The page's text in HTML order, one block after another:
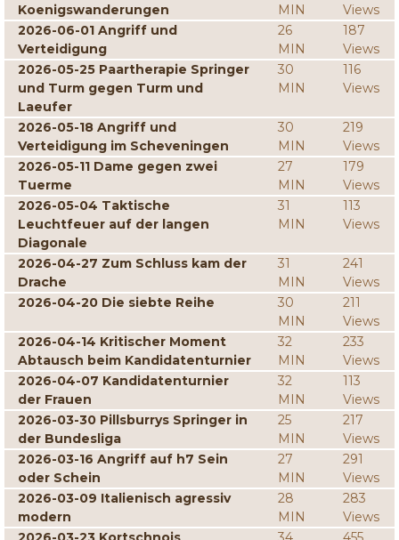
Koenigswanderungen
MIN
Views
2026-06-01 Angriff und
Verteidigung
26
MIN
187
Views
2026-05-25 Paartherapie Springer
und Turm gegen Turm und
Laeufer
30
MIN
116
Views
2026-05-18 Angriff und
Verteidigung im Scheveningen
30
MIN
219
Views
2026-05-11 Dame gegen zwei
Tuerme
27
MIN
179
Views
2026-05-04 Taktische
Leuchtfeuer auf der langen
Diagonale
31
MIN
113
Views
2026-04-27 Zum Schluss kam der
Drache
31
MIN
241
Views
2026-04-20 Die siebte Reihe
30
MIN
211
Views
2026-04-14 Kritischer Moment
Abtausch beim Kandidatenturnier
32
MIN
233
Views
2026-04-07 Kandidatenturnier
der Frauen
32
MIN
113
Views
2026-03-30 Pillsburrys Springer in
der Bundesliga
25
MIN
217
Views
2026-03-16 Angriff auf h7 Sein
oder Schein
27
MIN
291
Views
2026-03-09 Italienisch agressiv
modern
28
MIN
283
Views